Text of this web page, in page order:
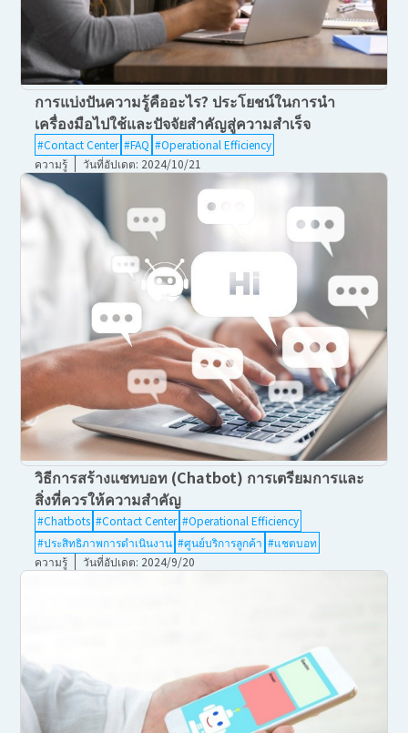
การแบ่งปันความรู้คืออะไร? ประโยชน์ในการนำ
เครื่องมือไปใช้และปัจจัยสำคัญสู่ความสำเร็จ
#Contact Center #FAQ #Operational Efficiency
ความรู้
วันที่อัปเดต: 2024/10/21
วิธีการสร้างแชทบอท (Chatbot) การเตรียมการและ
สิ่งที่ควรให้ความสำคัญ
#Chatbots #Contact Center #Operational Efficiency
#ประสิทธิภาพการดำเนินงาน #ศูนย์บริการลูกค้า #แชตบอท
ความรู้
วันที่อัปเดต: 2024/9/20